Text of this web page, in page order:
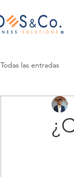
Todas las entradas
ACTAS DE